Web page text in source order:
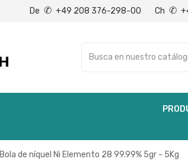
De ✆ +49 208 376-298-00 Ch ✆
Bola de níquel Ni Elemento 28 99.99% 5gr - 5Kg